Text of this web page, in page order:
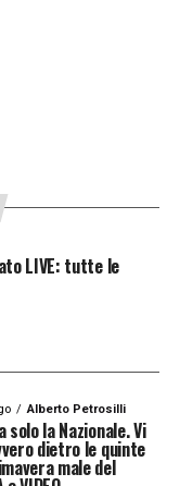
sistema
diJuric,
e
e creare
i difensori
LIVE: tutte le
Alberto Petrosilli
la Nazionale. Vi
dietro le quinte
male del